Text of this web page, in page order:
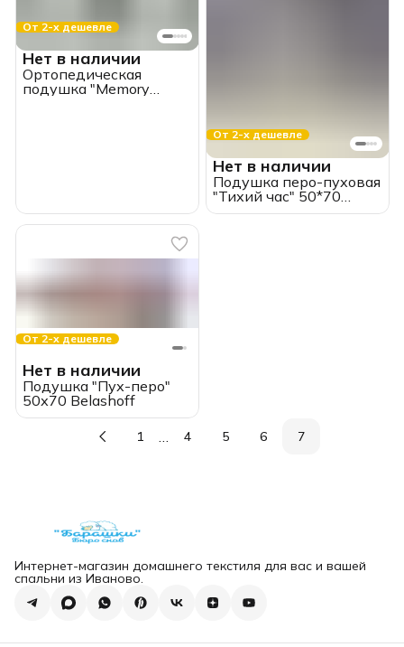
От 2-х дешевле
Нет в наличии
Ортопедическая
подушка "Memory
От 2-х дешевле
Нет в наличии
Подушка перо-пуховая
"Тихий час" 50*70
Belashoff
От 2-х дешевле
Нет в наличии
Подушка "Пух-перо"
50х70 Belashoff
1 … 4 5 6 7
Интернет-магазин домашнего текстиля для вас и вашей
спальни из Иваново.